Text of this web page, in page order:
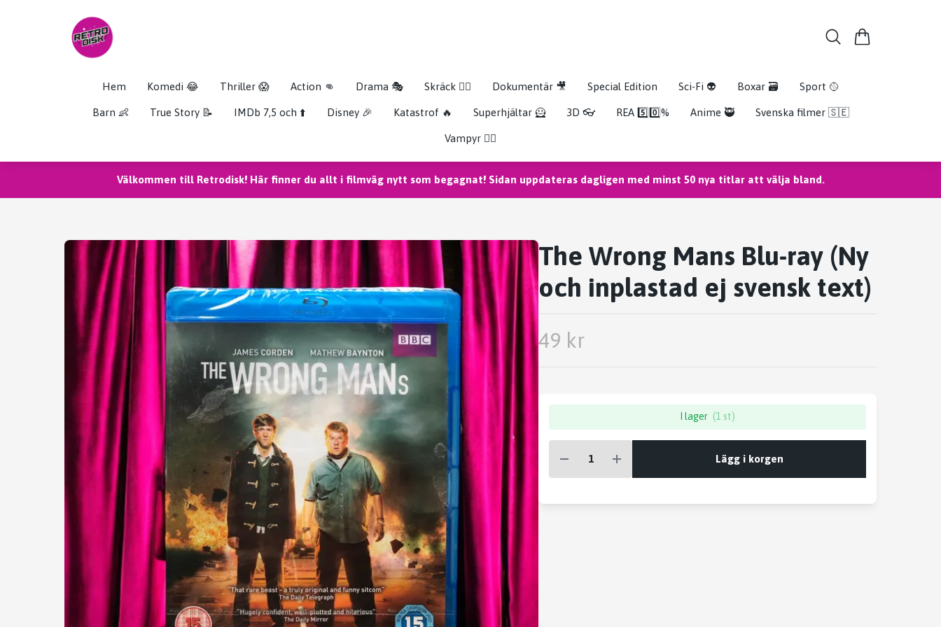
Hem Komedi 😂 Thriller 😱 Action 👊 Drama 🎭 Skräck 🧟‍♂️ Dokumentär 🎥 Special Edition Sci-Fi 👽 Boxar 🗃️ Sport 🥎
Barn 👶 True Story 📝 IMDb 7,5 och ⬆️ Disney 🎉 Katastrof 🔥 Superhjältar 🦸 3D 👓 REA 5️⃣0️⃣% Anime 🥷 Svenska filmer 🇸🇪
Vampyr 🧛‍♀️
Välkommen till Retrodisk! Här finner du allt i filmväg nytt som begagnat! Sidan uppdateras dagligen med minst 50 nya titlar att välja bland.
The Wrong Mans Blu-ray (Ny
och inplastad ej svensk text)
49 kr
I lager (1 st)
Lägg i korgen